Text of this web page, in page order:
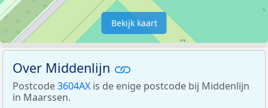
Bekijk kaart
Over Middenlijn
Postcode3604AX is de enige postcode bij Middenlijn
in Maarssen.